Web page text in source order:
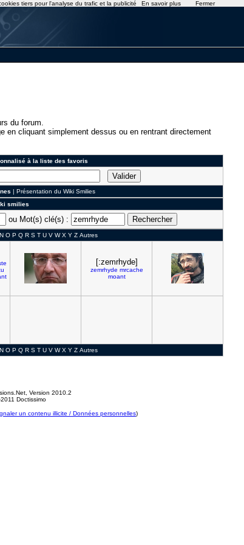
du forum.
en cliquant simplement dessus ou en rentrant directement
à la liste des favoris
| Présentation du Wiki Smilies
smilies
ou Mot(s) clé(s) :
N O P Q R S T U V W X Y Z Autres
[:zemrhyde]
zemrhyde mrcache
moant
N O P Q R S T U V W X Y Z Autres
, Version 2010.2
Doctissimo
un contenu illicite / Données personnelles)
tiers pour l'analyse du trafic et la publicité En savoir plus Fermer